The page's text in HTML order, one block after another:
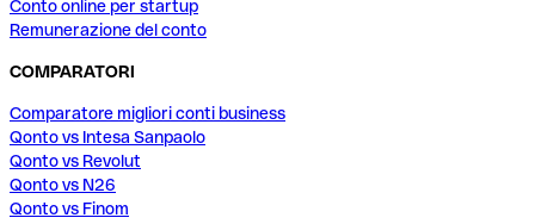
Conto online per startup
Remunerazione del conto
COMPARATORI
Comparatore migliori conti business
Qonto vs Intesa Sanpaolo
Qonto vs Revolut
Qonto vs N26
Qonto vs Finom